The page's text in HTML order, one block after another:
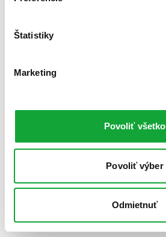
Štatistiky
Marketing
Povoliť všetko
Povoliť výber
Odmietnuť